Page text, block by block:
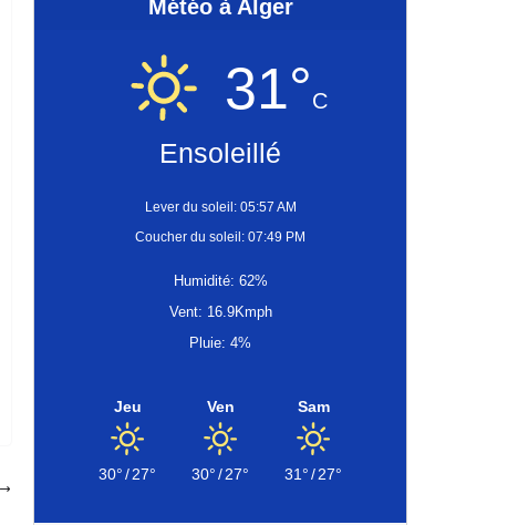
Météo à Alger
31°C
Ensoleillé
Lever du soleil: 05:57 AM
Coucher du soleil: 07:49 PM
Humidité: 62%
Vent: 16.9Kmph
Pluie: 4%
Jeu
30°/27°
Ven
30°/27°
Sam
31°/27°